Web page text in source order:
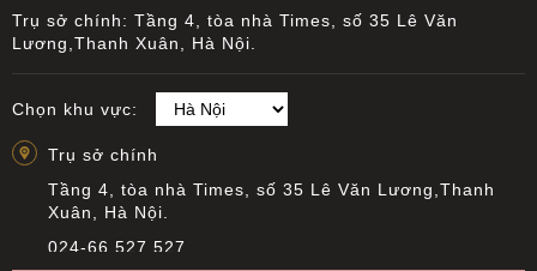
Trụ sở chính: Tầng 4, tòa nhà Times, số 35 Lê Văn
Lương,Thanh Xuân, Hà Nội.
Chọn khu vực:
Trụ sở chính
Tầng 4, tòa nhà Times, số 35 Lê Văn Lương,Thanh
Xuân, Hà Nội.
024-66 527 527